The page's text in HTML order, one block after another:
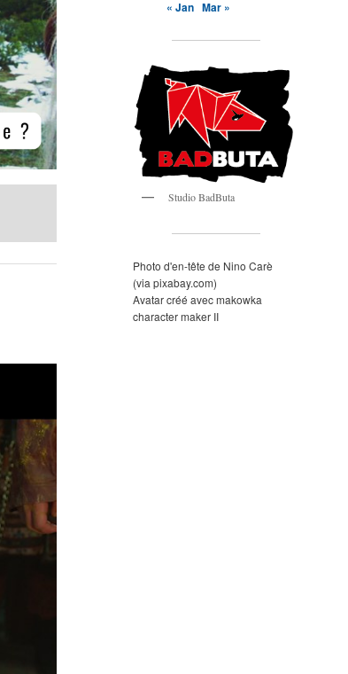
« Jan Mar »
Studio BadButa
Photo d'en-tête de Nino Carè
(via pixabay.com)
Avatar créé avec makowka
character maker II